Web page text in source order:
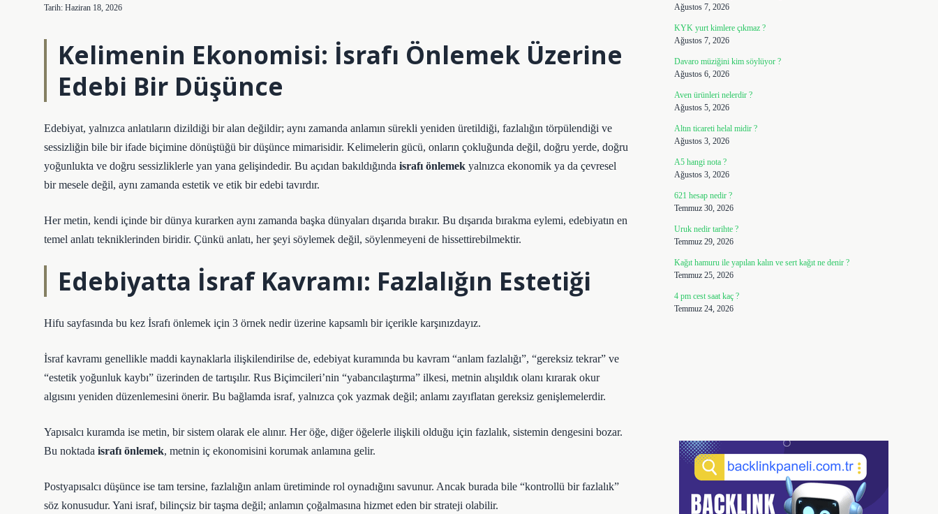
Tarih: Haziran 18, 2026
Kelimenin Ekonomisi: İsrafı Önlemek Üzerine
Edebi Bir Düşünce
Edebiyat, yalnızca anlatıların dizildiği bir alan değildir; aynı zamanda anlamın sürekli yeniden üretildiği, fazlalığın törpülendiği ve
sessizliğin bile bir ifade biçimine dönüştüğü bir düşünce mimarisidir. Kelimelerin gücü, onların çokluğunda değil, doğru yerde, doğru
yoğunlukta ve doğru sessizliklerle yan yana gelişindedir. Bu açıdan bakıldığında israfı önlemek yalnızca ekonomik ya da çevresel
bir mesele değil, aynı zamanda estetik ve etik bir edebi tavırdır.
Her metin, kendi içinde bir dünya kurarken aynı zamanda başka dünyaları dışarıda bırakır. Bu dışarıda bırakma eylemi, edebiyatın en
temel anlatı tekniklerinden biridir. Çünkü anlatı, her şeyi söylemek değil, söylenmeyeni de hissettirebilmektir.
Edebiyatta İsraf Kavramı: Fazlalığın Estetiği
Hifu sayfasında bu kez İsrafı önlemek için 3 örnek nedir üzerine kapsamlı bir içerikle karşınızdayız.
İsraf kavramı genellikle maddi kaynaklarla ilişkilendirilse de, edebiyat kuramında bu kavram “anlam fazlalığı”, “gereksiz tekrar” ve
“estetik yoğunluk kaybı” üzerinden de tartışılır. Rus Biçimcileri’nin “yabancılaştırma” ilkesi, metnin alışıldık olanı kırarak okur
algısını yeniden düzenlemesini önerir. Bu bağlamda israf, yalnızca çok yazmak değil; anlamı zayıflatan gereksiz genişlemelerdir.
Yapısalcı kuramda ise metin, bir sistem olarak ele alınır. Her öğe, diğer öğelerle ilişkili olduğu için fazlalık, sistemin dengesini bozar.
Bu noktada israfı önlemek, metnin iç ekonomisini korumak anlamına gelir.
Postyapısalcı düşünce ise tam tersine, fazlalığın anlam üretiminde rol oynadığını savunur. Ancak burada bile “kontrollü bir fazlalık”
söz konusudur. Yani israf, bilinçsiz bir taşma değil; anlamın çoğalmasına hizmet eden bir strateji olabilir.
Ağustos 7, 2026
KYK yurt kimlere çıkmaz ?
Ağustos 7, 2026
Davaro müziğini kim söylüyor ?
Ağustos 6, 2026
Aven ürünleri nelerdir ?
Ağustos 5, 2026
Altın ticareti helal midir ?
Ağustos 3, 2026
A5 hangi nota ?
Ağustos 3, 2026
621 hesap nedir ?
Temmuz 30, 2026
Uruk nedir tarihte ?
Temmuz 29, 2026
Kağıt hamuru ile yapılan kalın ve sert kağıt ne denir ?
Temmuz 25, 2026
4 pm cest saat kaç ?
Temmuz 24, 2026